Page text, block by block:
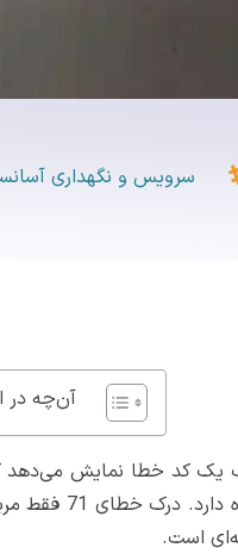
سرویس و نگهداری
آن‌چه در
که
است.